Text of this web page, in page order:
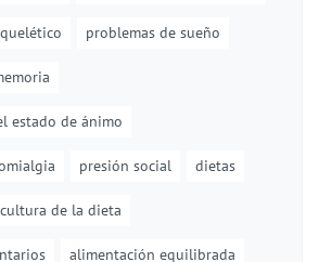
problemas de sueño
estado de ánimo
presión social dietas
cultura de la dieta
alimentación equilibrada